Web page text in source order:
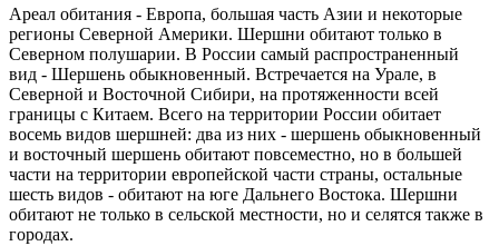
Ареал обитания - Европа, большая часть Азии и некоторые
регионы Северной Америки. Шершни обитают только в
Северном полушарии. В России самый распространенный
вид - Шершень обыкновенный. Встречается на Урале, в
Северной и Восточной Сибири, на протяженности всей
границы с Китаем. Всего на территории России обитает
восемь видов шершней: два из них - шершень обыкновенный
и восточный шершень обитают повсеместно, но в большей
части на территории европейской части страны, остальные
шесть видов - обитают на юге Дальнего Востока. Шершни
обитают не только в сельской местности, но и селятся также в
городах.